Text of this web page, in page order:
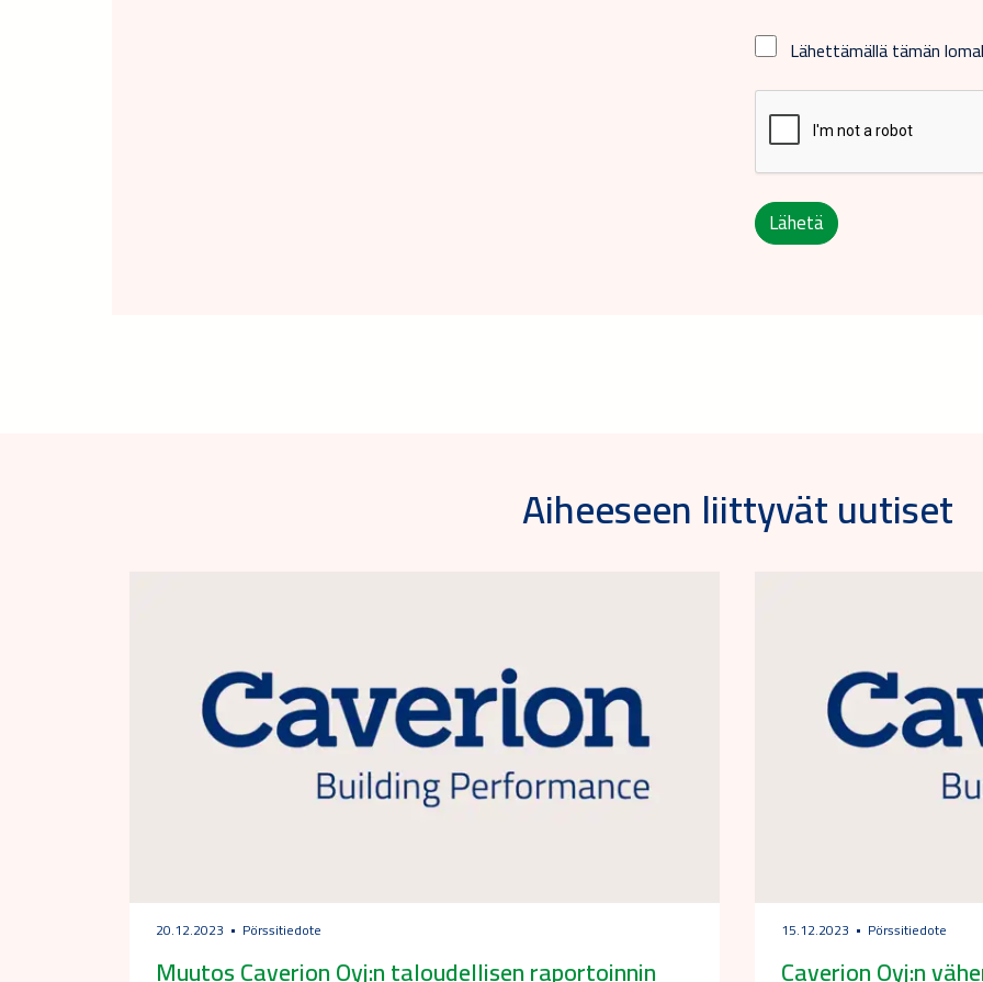
Lähettämällä tämän
Lähetä
Aiheeseen liittyvät uutiset
20.12.2023 Pörssitiedote
Muutos Caverion Oyj:n taloudellisen raportoinnin
15.12.2023 Pörssitiedote
Caverion Oyj:n